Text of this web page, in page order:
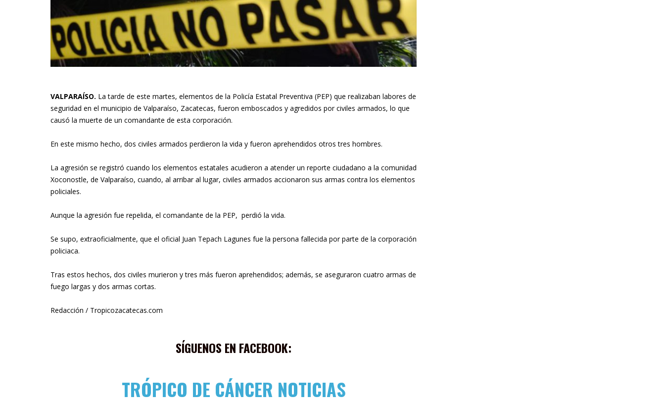
VALPARAÍSO. La tarde de este martes, elementos de la Policía Estatal Preventiva (PEP) que realizaban labores de
seguridad en el municipio de Valparaíso, Zacatecas, fueron emboscados y agredidos por civiles armados, lo que
causó la muerte de un comandante de esta corporación.
En este mismo hecho, dos civiles armados perdieron la vida y fueron aprehendidos otros tres hombres.
La agresión se registró cuando los elementos estatales acudieron a atender un reporte ciudadano a la comunidad
Xoconostle, de Valparaíso, cuando, al arribar al lugar, civiles armados accionaron sus armas contra los elementos
policiales.
Aunque la agresión fue repelida, el comandante de la PEP, perdió la vida.
Se supo, extraoficialmente, que el oficial Juan Tepach Lagunes fue la persona fallecida por parte de la corporación
policiaca.
Tras estos hechos, dos civiles murieron y tres más fueron aprehendidos; además, se aseguraron cuatro armas de
fuego largas y dos armas cortas.
Redacción / Tropicozacatecas.com
SÍGUENOS EN FACEBOOK:
TRÓPICO DE CÁNCER NOTICIAS